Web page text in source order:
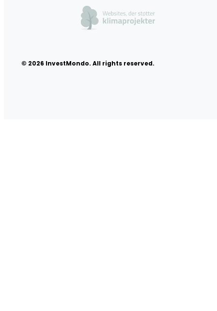
© 2026 InvestMondo. All rights reserved.